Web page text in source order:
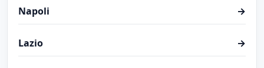
Napoli →
Lazio →